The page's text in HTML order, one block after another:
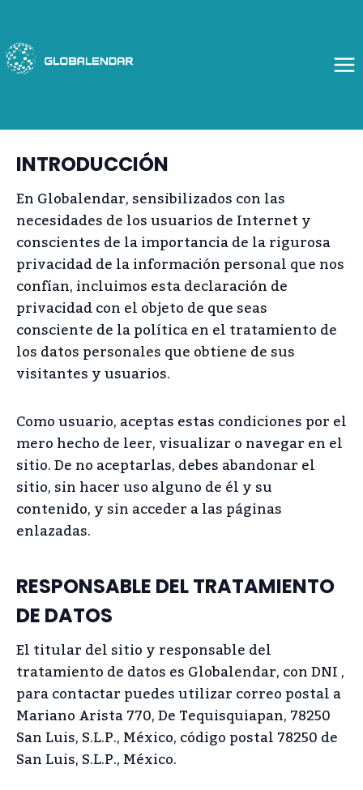
contenido
INTRODUCCIÓN
En Globalendar, sensibilizados con las
necesidades de los usuarios de Internet y
conscientes de la importancia de la rigurosa
privacidad de la información personal que nos
confían, incluimos esta declaración de
privacidad con el objeto de que seas
consciente de la política en el tratamiento de
los datos personales que obtiene de sus
visitantes y usuarios.
Como usuario, aceptas estas condiciones por el
mero hecho de leer, visualizar o navegar en el
sitio. De no aceptarlas, debes abandonar el
sitio, sin hacer uso alguno de él y su
contenido, y sin acceder a las páginas
enlazadas.
RESPONSABLE DEL TRATAMIENTO
DE DATOS
El titular del sitio y responsable del
tratamiento de datos es Globalendar, con DNI ,
para contactar puedes utilizar correo postal a
Mariano Arista 770, De Tequisquiapan, 78250
San Luis, S.L.P., México, código postal 78250 de
San Luis, S.L.P., México.